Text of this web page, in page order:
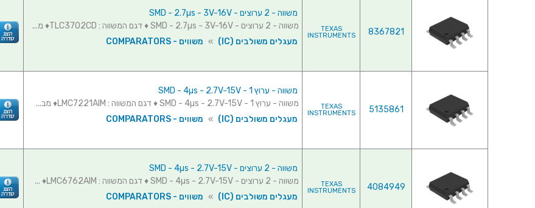
8367821
TEXAS
INSTRUMENTS
משווה - 2 ערוצים - SMD - 2.7µs - 3V-16V
משווה - 2 ערוצים - SMD - 2.7µs - 3V-16V ♦ דגם המשווה : TLC3702CD♦ מ...
מעגלים משולבים (IC)
» משווים - COMPARATORS
5135861
TEXAS
INSTRUMENTS
משווה - ערוץ 1 - SMD - 4µs - 2.7V-15V
משווה - ערוץ 1 - SMD - 4µs - 2.7V-15V ♦ דגם המשווה : LMC7221AIM♦ מב...
מעגלים משולבים (IC)
» משווים - COMPARATORS
4084949
TEXAS
INSTRUMENTS
משווה - 2 ערוצים - SMD - 4µs - 2.7V-15V
משווה - 2 ערוצים - SMD - 4µs - 2.7V-15V ♦ דגם המשווה : LMC6762AIM♦ ...
מעגלים משולבים (IC)
» משווים - COMPARATORS